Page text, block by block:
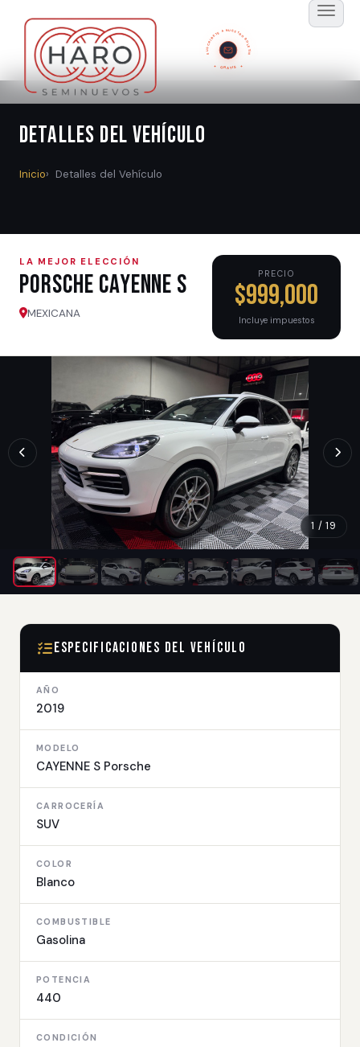
SUSCRÍBETE A NUESTRO BOLETÍN
GRATIS
Detalles del Vehículo
Inicio Detalles del Vehículo
LA MEJOR ELECCIÓN
Porsche CAYENNE S
MEXICANA
PRECIO
$999,000
Incluye impuestos
1 / 19
Especificaciones del Vehículo
AÑO
2019
MODELO
CAYENNE S Porsche
CARROCERÍA
SUV
COLOR
Blanco
COMBUSTIBLE
Gasolina
POTENCIA
440
CONDICIÓN